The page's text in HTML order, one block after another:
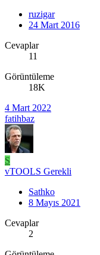
ruzigar
24 Mart 2016
Cevaplar
11
Görüntüleme
18K
4 Mart 2022
fatihbaz
S
vTOOLS Gerekli
Sathko
8 Mayıs 2021
Cevaplar
2